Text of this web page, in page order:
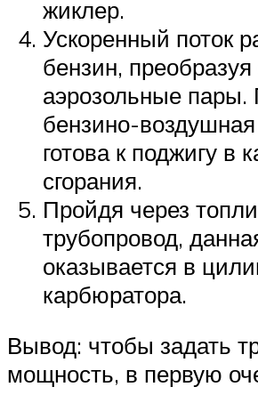
жиклер.
Ускоренный поток
бензин, преобразуя
аэрозольные пары.
бензино-
готова к поджигу в
сгорания.
Пройдя через
трубопровод,
оказывается в
карбюратора.
Вывод: чтобы задать
мощность, в первую